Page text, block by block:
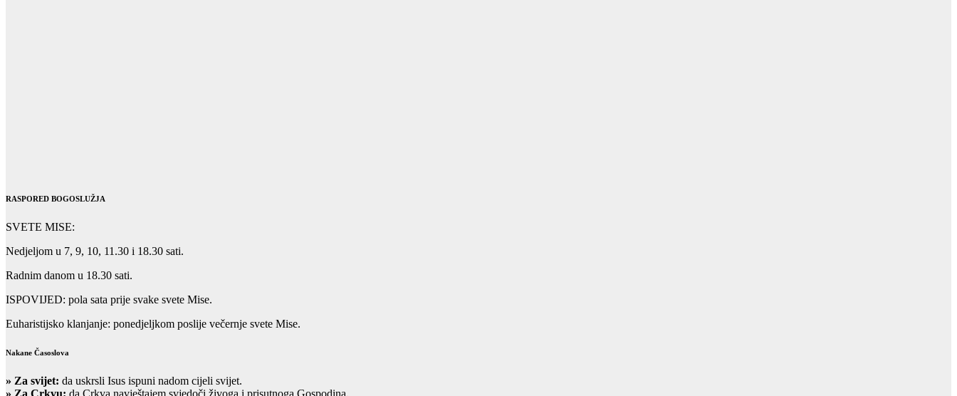
RASPORED BOGOSLUŽJA
SVETE MISE:
Nedjeljom u 7, 9, 10, 11.30 i 18.30 sati.
Radnim danom u 18.30 sati.
ISPOVIJED: pola sata prije svake svete Mise.
Euharistijsko klanjanje: ponedjeljkom poslije večernje svete Mise.
Nakane Časoslova
» Za svijet: da uskrsli Isus ispuni nadom cijeli svijet.
» Za Crkvu: da Crkva navještajem svjedoči živoga i prisutnoga Gospodina.